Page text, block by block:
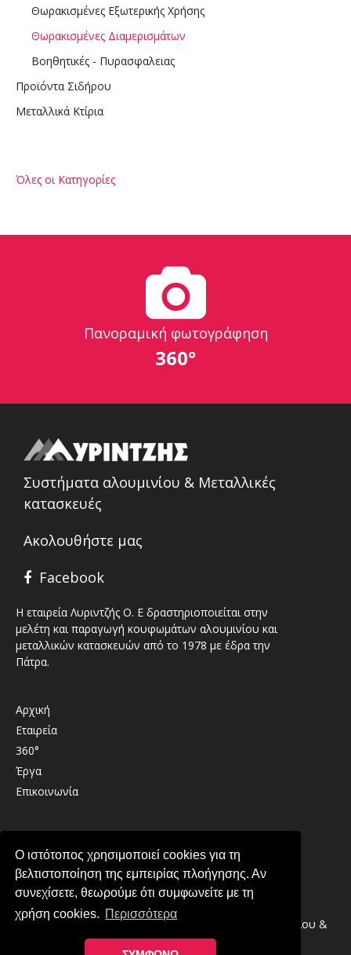
Ο ιστότοπος χρησιμοποιεί cookies για τη
βελτιστοποίηση της εμπειρίας πλοήγησης. Αν
συνεχίσετε, θεωρούμε ότι συμφωνείτε με τη
χρήση cookies. Περισσότερα
Θωρακισμένες Εξωτερικής Χρήσης
Θωρακισμένες Διαμερισμάτων
Βοηθητικές - Πυρασφαλειας
Προϊόντα Σιδήρου
Μεταλλικά Κτίρια
Όλες οι Κατηγορίες
Πανοραμική φωτογράφηση
360°
Συστήματα αλουμινίου & Μεταλλικές
κατασκευές
Ακολουθήστε μας
Facebook
Η εταιρεία Λυριντζής Ο. Ε δραστηριοποιείται στην
μελέτη και παραγωγή κουφωμάτων αλουμινίου και
μεταλλικών κατασκευών από το 1978 με έδρα την
Πάτρα.
Αρχική
Εταιρεία
360°
Έργα
Επικοινωνία
2610 439489
info@lirintzis.gr
Copyright © 2026 · Λυριντζής Ο.Ε. Συστήματα Αλουμινίου &
Μεταλλικές Κατασκευές στην Πάτρα